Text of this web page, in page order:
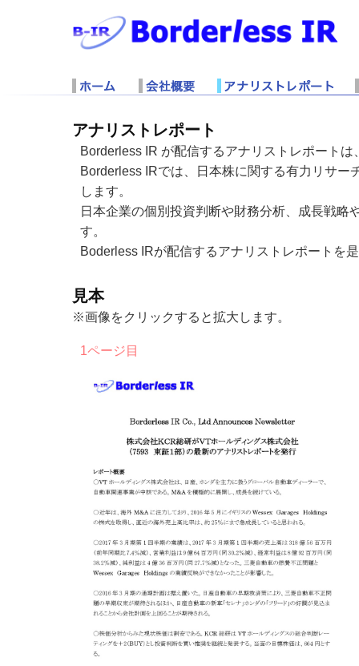
アナリストレポート
Borderless IR が配信するアナリストレポート
Borderless IRでは、日本株に関する有力リサ
します。
日本企業の個別投資判断や財務分析、成長戦
す。
Boderless IRが配信するアナリストレポートを
見本
※画像をクリックすると拡大します。
1ページ目